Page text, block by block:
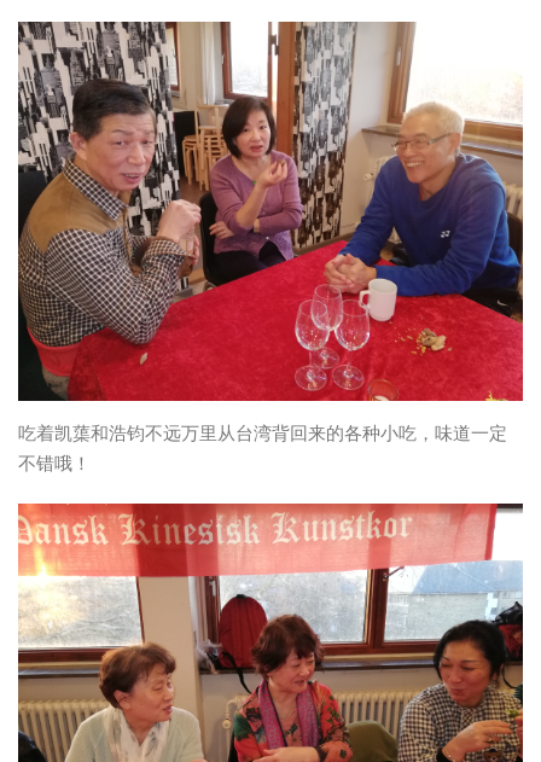
吃着凯蕖和浩钧不远万里从台湾背回来的各种小吃，味道一定
不错哦！